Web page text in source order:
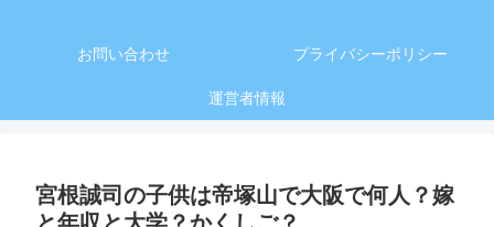
お問い合わせ プライバシーポリシー
運営者情報
宮根誠司の子供は帝塚山で大阪で何人？嫁